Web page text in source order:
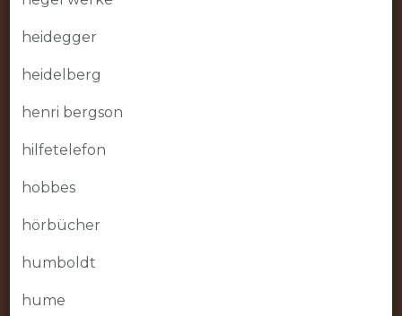
heidegger
heidelberg
henri bergson
hilfetelefon
hobbes
hörbücher
humboldt
hume